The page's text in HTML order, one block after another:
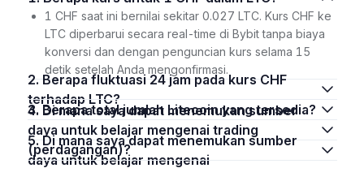
1 CHF saat ini bernilai sekitar 0.027 LTC. Kurs CHF ke
LTC diperbarui secara real-time di Bybit tanpa biaya
konversi dan dengan penguncian kurs selama 15
detik setelah Anda mengonfirmasi.
2. Berapa fluktuasi 24 jam pada kurs CHF
terhadap LTC?
3. Berapa total jumlah Litecoin yang tersedia?
4. Di mana saya dapat menemukan sumber
daya untuk belajar mengenai trading
(perdagangan)?
5. Di mana saya dapat menemukan sumber
daya untuk belajar mengenai